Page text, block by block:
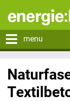
menu